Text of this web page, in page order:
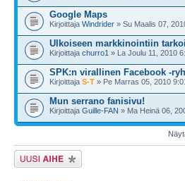
Google Maps
Kirjoittaja Windrider » Su Maalis 07,
Ulkoiseen markkinointiin
Kirjoittaja churro1 » La Joulu 11, 2010
SPK:n virallinen Facebook -
Kirjoittaja S-T » Pe Marras 05, 2010
Mun serrano fanisivu!
Kirjoittaja Guille-FAN » Ma Heinä 06,
Lähetä uusi viesti